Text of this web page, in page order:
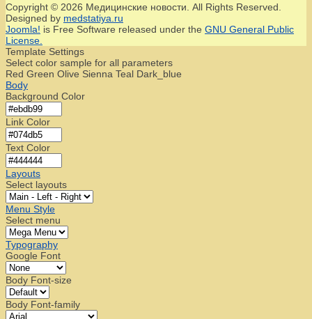
Copyright © 2026 Медицинские новости. All Rights Reserved.
Designed by medstatiya.ru
Joomla! is Free Software released under the GNU General Public
License.
Template Settings
Select color sample for all parameters
Red Green Olive Sienna Teal Dark_blue
Body
Background Color
Link Color
Text Color
Layouts
Select layouts
Menu Style
Select menu
Typography
Google Font
Body Font-size
Body Font-family